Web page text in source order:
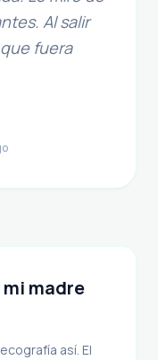
Al salir
fuera
madre
así. El